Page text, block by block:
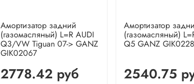
Амортизатор задний
(газомасляный) L=R AUDI
Q3/VW Tiguan 07-> GANZ
GIK02067
2778.42 руб
Амортизатор
(газомасляный)
Q5 GANZ
2540.75